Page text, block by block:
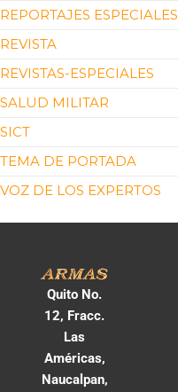
REPORTAJES ESPECIALES
REVISTA
REVISTAS-ESPECIALES
SALUD MILITAR
SICT
TEMA DE PORTADA
VOZ DE LOS EXPERTOS
Quito No.
12, Fracc.
Las
Américas,
Naucalpan,